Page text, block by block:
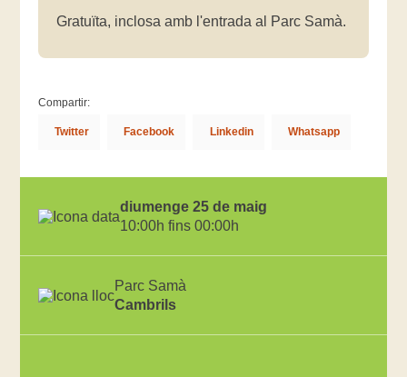
Gratuïta, inclosa amb l'entrada al Parc Samà.
Compartir:
Twitter Facebook Linkedin Whatsapp
diumenge 25 de maig
10:00h fins 00:00h
Parc Samà
Cambrils